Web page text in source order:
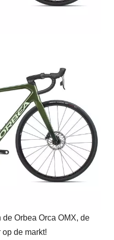
Orbea Orca OMX, de
de markt!